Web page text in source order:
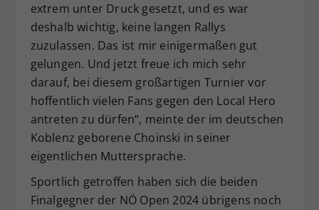
extrem unter Druck gesetzt, und es war
deshalb wichtig, keine langen Rallys
zuzulassen. Das ist mir einigermaßen gut
gelungen. Und jetzt freue ich mich sehr
darauf, bei diesem großartigen Turnier vor
hoffentlich vielen Fans gegen den Local Hero
antreten zu dürfen“, meinte der im deutschen
Koblenz geborene Choinski in seiner
eigentlichen Muttersprache.
Sportlich getroffen haben sich die beiden
Finalgegner der NÖ Open 2024 übrigens noch